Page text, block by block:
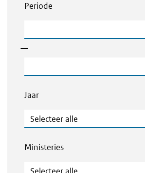
Periode
—
Jaar
Jaar
Ministeries
Ministeries